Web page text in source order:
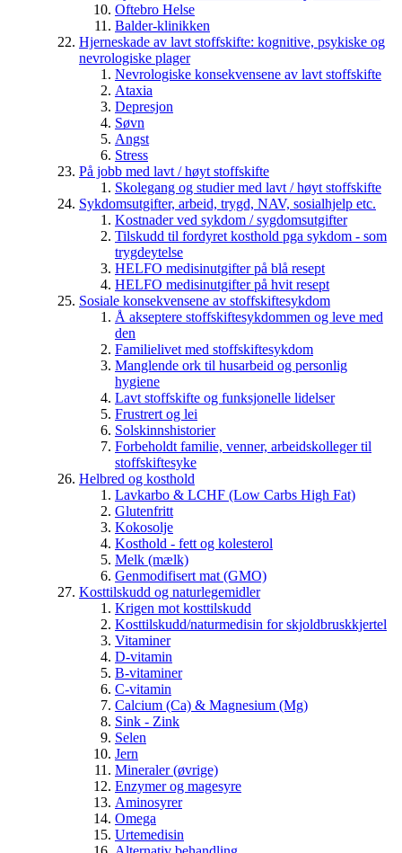
Oftebro Helse
Balder-klinikken
Hjerneskade av lavt stoffskifte: kognitive, psykiske og
nevrologiske plager
Nevrologiske konsekvensene av lavt stoffskifte
Ataxia
Depresjon
Søvn
Angst
Stress
På jobb med lavt / høyt stoffskifte
Skolegang og studier med lavt / høyt stoffskifte
Sykdomsutgifter, arbeid, trygd, NAV, sosialhjelp etc.
Kostnader ved sykdom / sygdomsutgifter
Tilskudd til fordyret kosthold pga sykdom - som
trygdeytelse
HELFO medisinutgifter på blå resept
HELFO medisinutgifter på hvit resept
Sosiale konsekvensene av stoffskiftesykdom
Å akseptere stoffskiftesykdommen og leve med
den
Familielivet med stoffskiftesykdom
Manglende ork til husarbeid og personlig
hygiene
Lavt stoffskifte og funksjonelle lidelser
Frustrert og lei
Solskinnshistorier
Forbeholdt familie, venner, arbeidskolleger til
stoffskiftesyke
Helbred og kosthold
Lavkarbo & LCHF (Low Carbs High Fat)
Glutenfritt
Kokosolje
Kosthold - fett og kolesterol
Melk (mælk)
Genmodifisert mat (GMO)
Kosttilskudd og naturlegemidler
Krigen mot kosttilskudd
Kosttilskudd/naturmedisin for skjoldbruskkjertel
Vitaminer
D-vitamin
B-vitaminer
C-vitamin
Calcium (Ca) & Magnesium (Mg)
Sink - Zink
Selen
Jern
Mineraler (øvrige)
Enzymer og magesyre
Aminosyrer
Omega
Urtemedisin